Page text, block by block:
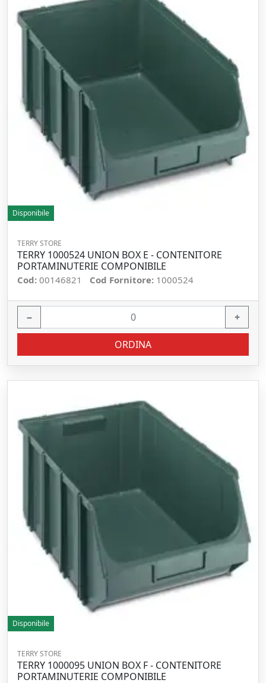
Disponibile
TERRY STORE
TERRY 1000524 UNION BOX E - CONTENITORE
PORTAMINUTERIE COMPONIBILE
Cod: 00146821 Cod Fornitore: 1000524
− +
ORDINA
Disponibile
TERRY STORE
TERRY 1000095 UNION BOX F - CONTENITORE
PORTAMINUTERIE COMPONIBILE